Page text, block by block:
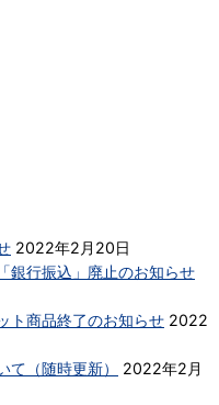
2022年2月20日
銀行振込」廃止のお知らせ
ト商品終了のお知らせ 2022
（随時更新）
2022年2月